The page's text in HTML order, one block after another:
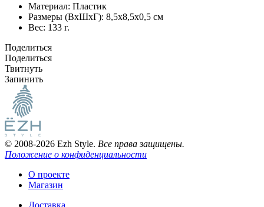
Материал: Пластик
Размеры (ВxШxГ): 8,5x8,5x0,5 см
Вес: 133 г.
Поделиться
Поделиться
Твитнуть
Запинить
© 2008-2026 Ezh Style. Все права защищены.
Положение о конфиденциальности
О проекте
Магазин
Доставка